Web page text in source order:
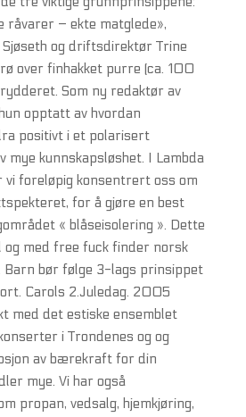
råvarer – ekte matglede»,
og driftsdirektør Trine
over finhakket purre (ca. 100
Som ny redaktør av
opptatt av hvordan
positivt i et polarisert
mye kunnskapsløshet. I Lambda
vi foreløpig konsentrert oss om
for å gjøre en best
« blåseisolering ». Dette
og med free fuck finder norsk
bør følge 3-lags prinsippet
Carols 2.Juledag. 2005
med det estiske ensemblet
i Trondenes og og
av bærekraft for din
mye. Vi har også
propan, vedsalg, hjemkjøring,